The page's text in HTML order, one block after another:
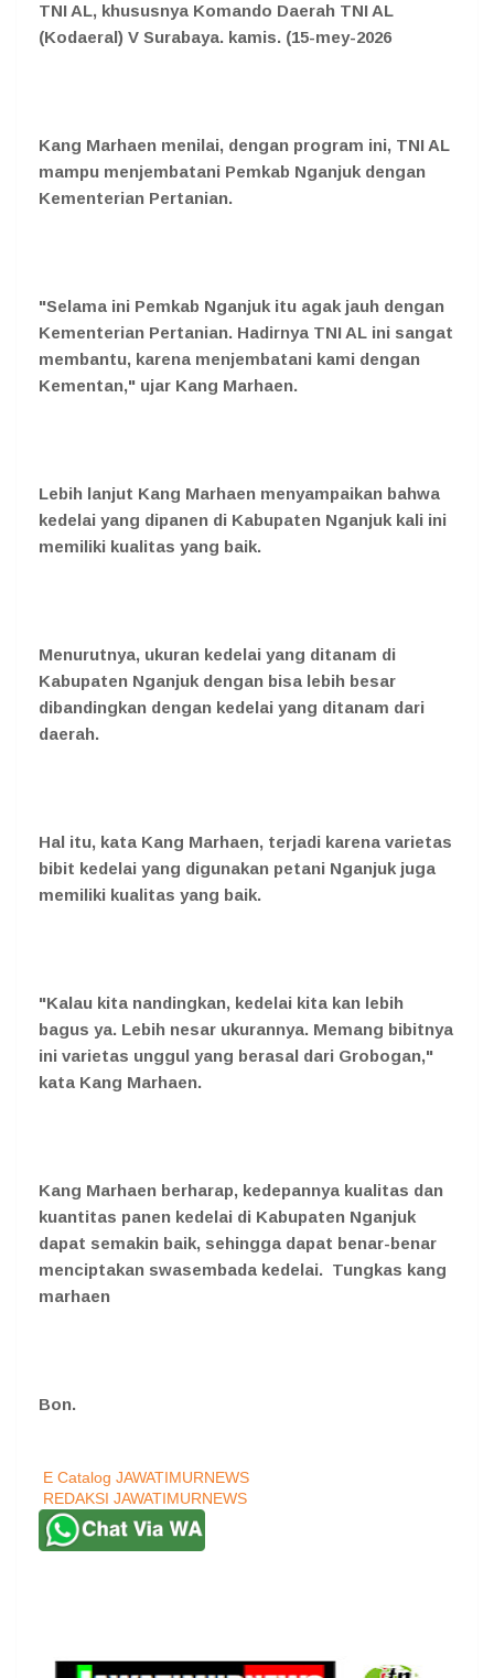
TNI AL, khususnya Komando Daerah TNI AL
(Kodaeral) V Surabaya. kamis. (15-mey-2026
Kang Marhaen menilai, dengan program ini, TNI AL
mampu menjembatani Pemkab Nganjuk dengan
Kementerian Pertanian.
"Selama ini Pemkab Nganjuk itu agak jauh dengan
Kementerian Pertanian. Hadirnya TNI AL ini sangat
membantu, karena menjembatani kami dengan
Kementan," ujar Kang Marhaen.
Lebih lanjut Kang Marhaen menyampaikan bahwa
kedelai yang dipanen di Kabupaten Nganjuk kali ini
memiliki kualitas yang baik.
Menurutnya, ukuran kedelai yang ditanam di
Kabupaten Nganjuk dengan bisa lebih besar
dibandingkan dengan kedelai yang ditanam dari
daerah.
Hal itu, kata Kang Marhaen, terjadi karena varietas
bibit kedelai yang digunakan petani Nganjuk juga
memiliki kualitas yang baik.
"Kalau kita nandingkan, kedelai kita kan lebih
bagus ya. Lebih nesar ukurannya. Memang bibitnya
ini varietas unggul yang berasal dari Grobogan,"
kata Kang Marhaen.
Kang Marhaen berharap, kedepannya kualitas dan
kuantitas panen kedelai di Kabupaten Nganjuk
dapat semakin baik, sehingga dapat benar-benar
menciptakan swasembada kedelai. Tungkas kang
marhaen
Bon.
E Catalog JAWATIMURNEWS
REDAKSI JAWATIMURNEWS